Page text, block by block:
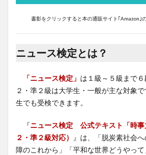
書影をクリックすると本の通販サイト｢Amazon｣
ニュース検定とは？
「ニュース検定」 は１級～５級まで
２・準２級は大学生・一般が主な対象
生でも受検できます。
『ニュース検定 公式テキスト「時事
２・準２級対応）
』は、「脱炭素社会
障のこれから」「平和な世界どうやっ